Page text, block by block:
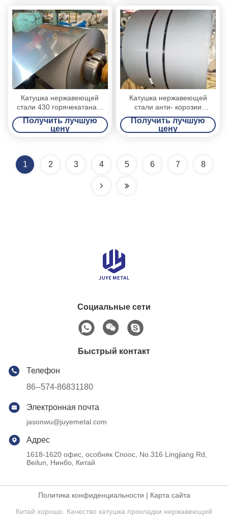
Катушка нержавеющей
стали 430 горячекатаная,
крен металлического листа
нержавеющей стали
финиша Но.1
Получить лучшую
цену
Катушка нержавеющей
стали анти- корозии
горячекатаная для изделий
автомобиля/домочадца
Получить лучшую
цену
1 2 3 4 5 6 7 8
Социальные сети
Быстрый контакт
Телефон
86--574-86831180
Электронная почта
jasonwu@juyemetal.com
Адрес
1618-1620 офис, особняк Cnooc, No.316 Lingjiang Rd,
Beilun, Нинбо, Китай
Политика конфиденциальности | Карта сайта
Китай хорошо. Качество катушка прокладки нержавеющей